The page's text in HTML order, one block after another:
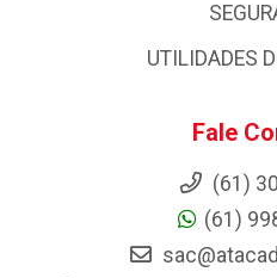
UTILIDADES
Fale
(61)
(61)